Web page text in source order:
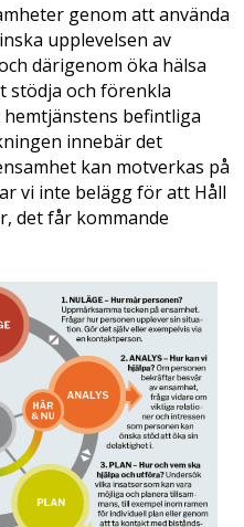
genom att använda
upplevelsen av
därigenom öka hälsa
stödja och förenkla
befintliga
innebär det
kan motverkas på
vi inte belägg för att Håll
det får kommande